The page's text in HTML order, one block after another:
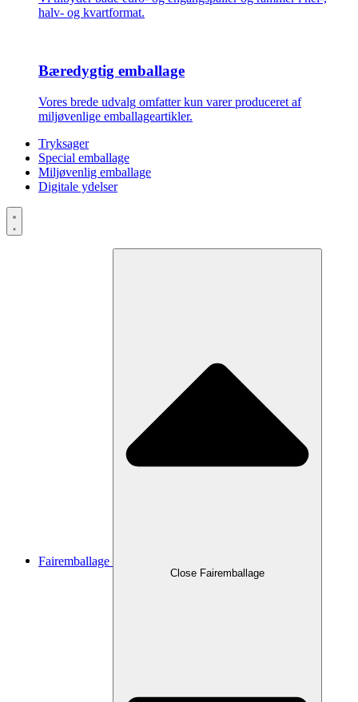
halv- og kvartformat.
Bæredygtig emballage
Vores brede udvalg omfatter kun varer produceret af
miljøvenlige emballageartikler.
Tryksager
Special emballage
Miljøvenlig emballage
Digitale ydelser
Fairemballage
Close Fairemballage